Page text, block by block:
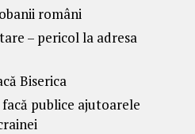
români
– pericol la adresa
Biserica
publice ajutoarele